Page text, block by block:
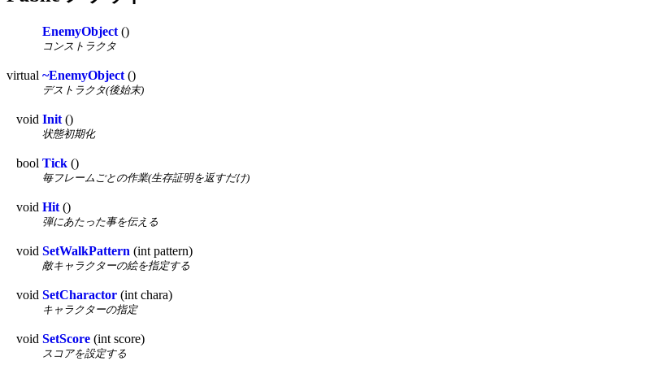
EnemyObject ()
コンストラクタ
virtual ~EnemyObject ()
デストラクタ(後始末)
void Init ()
状態初期化
bool Tick ()
毎フレームごとの作業(生存証明を返すだけ)
void Hit ()
弾にあたった事を伝える
void SetWalkPattern (int pattern)
敵キャラクターの絵を指定する
void SetCharactor (int chara)
キャラクターの指定
void SetScore (int score)
スコアを設定する